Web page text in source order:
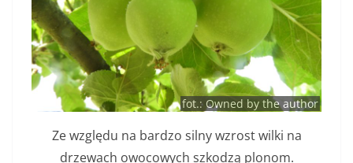
fot.: Owned by the author
Ze względu na bardzo silny wzrost wilki na
drzewach owocowych szkodzą plonom.